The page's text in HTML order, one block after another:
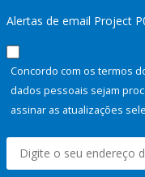
Alertas de email Project
Concordo com os termos
dados pessoais sejam
assinar as atualizações